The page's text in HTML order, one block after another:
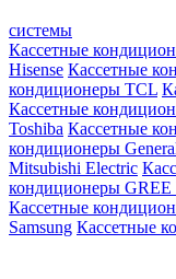
системы
Кассетные
Hisense Кассетные
кондиционеры TCL
Кассетные
Toshiba Кассетные
кондиционеры
Mitsubishi Electric
кондиционеры GREE
Кассетные
Samsung Кассетные